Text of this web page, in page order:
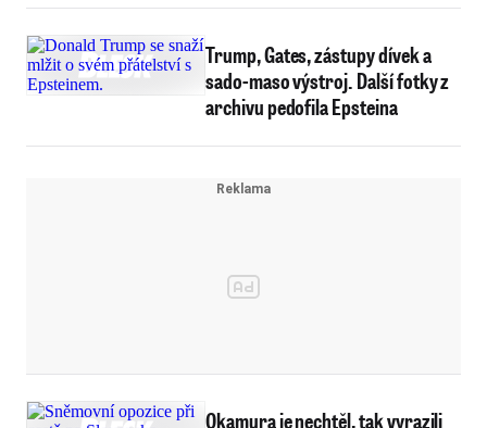
Trump, Gates, zástupy dívek a
sado-maso výstroj. Další fotky z
archivu pedofila Epsteina
Okamura je nechtěl, tak vyrazili